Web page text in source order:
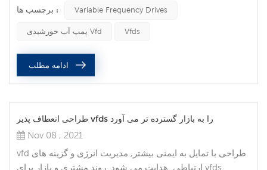
سالu200cهای اخیر, محبوبیت آنu200cها در بسیاری از
اتوماسیون شما می تواند مزایای متعددی را به همراه داشته
باشد . که شامل بهینه سازی فرآیند , افزایش عمر موتور , صرفه
برچسب ها : Variable Frequency Drives
پمپ آب خورشیدی Vfd Vfds
ادامه مطلب
طراحی انعطاف پذیر vfds را به بازار گسترده تر می آورد
Nov 08 , 2021
vfd طراحی با تمایل به ایمنی بیشتر, مدیریت انرژی و گزینه های
ارتباطی. هدایت می شود. روند مشتری و بازار برای vfds